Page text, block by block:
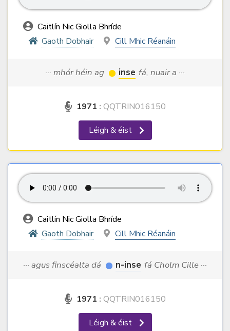
Caitlín Nic Giolla Bhríde
Gaoth Dobhair
Cill Mhic Réanáin
··· mhór héin ag inse fá, nuair a ···
1971 : QQTRIN016150
Léigh & éist
Caitlín Nic Giolla Bhríde
Gaoth Dobhair
Cill Mhic Réanáin
··· agus finscéalta dá n-inse fá Cholm Cille ···
1971 : QQTRIN016150
Léigh & éist